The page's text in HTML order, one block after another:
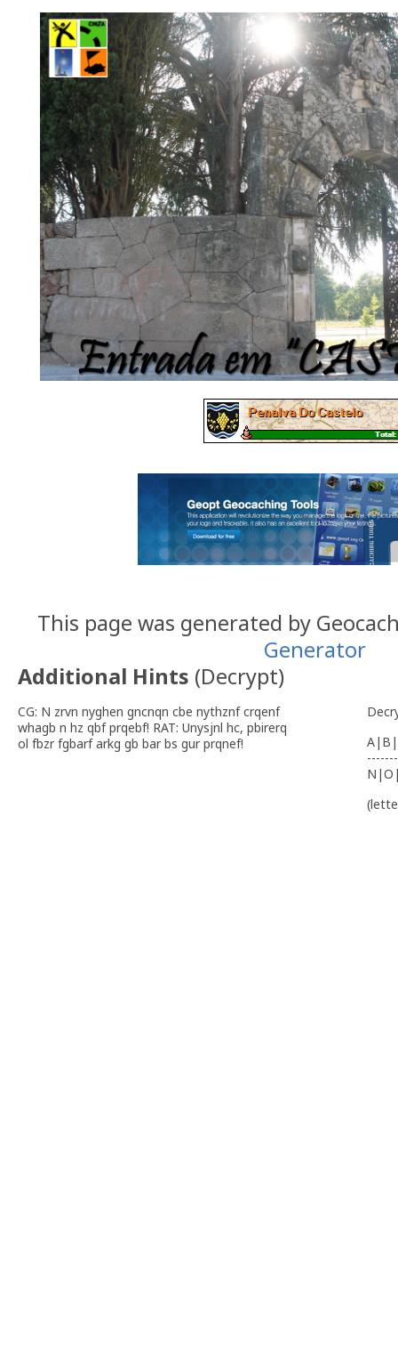
This page was generated by
Generator
Additional Hints (Decrypt)
CG: N zrvn nyghen gncnqn cbe nythznf crqenf
whagb n hz qbf prqebf! RAT: Unysjnl hc, pbirerq
ol fbzr fgbarf arkg gb bar bs gur prqnef!